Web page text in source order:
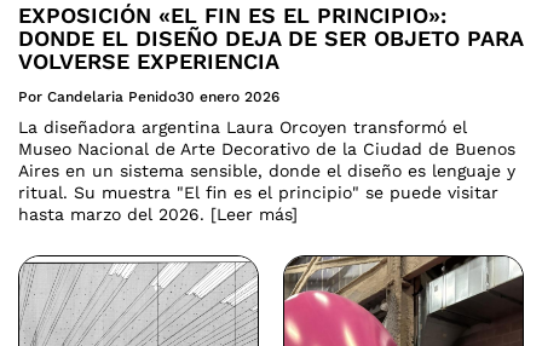
EXPOSICIÓN «EL FIN ES EL PRINCIPIO»:
DONDE EL DISEÑO DEJA DE SER OBJETO PARA
VOLVERSE EXPERIENCIA
Por Candelaria Penido30 enero 2026
La diseñadora argentina Laura Orcoyen transformó el
Museo Nacional de Arte Decorativo de la Ciudad de Buenos
Aires en un sistema sensible, donde el diseño es lenguaje y
ritual. Su muestra "El fin es el principio" se puede visitar
hasta marzo del 2026. [Leer más]